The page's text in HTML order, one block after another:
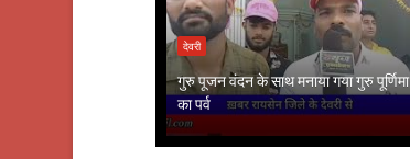
देवरी
गुरु पूजन वंदन के साथ मनाया गया गुरु पूर्णिमा
का पर्व